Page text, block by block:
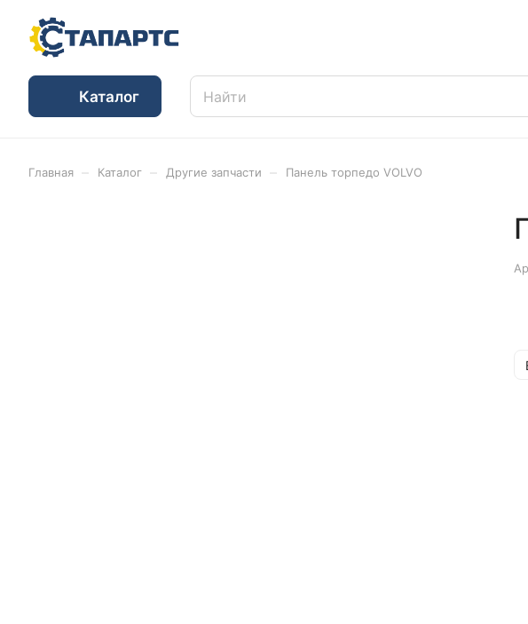
Каталог
Главная Каталог Другие запчасти Панель торпедо VOLVO